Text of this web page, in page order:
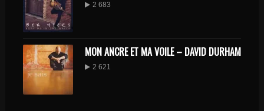
2 683
MON ANCRE ET MA VOILE – DAVID DURHAM
2 621